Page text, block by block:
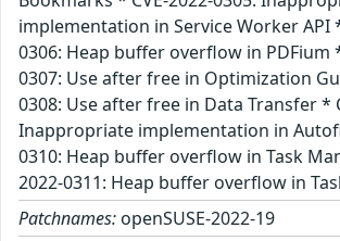
implementation in Service Worker API
0306: Heap buffer overflow in PDFium
0307: Use after free in Optimization
0308: Use after free in Data Transfer *
Inappropriate implementation in
0310: Heap buffer overflow in Task
2022-0311: Heap buffer overflow in
Patchnames: openSUSE-2022-19